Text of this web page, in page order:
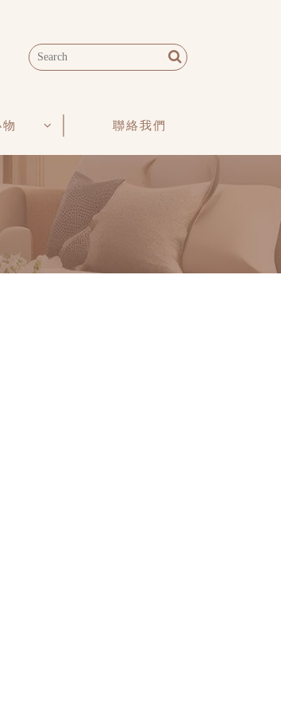
聯絡我們